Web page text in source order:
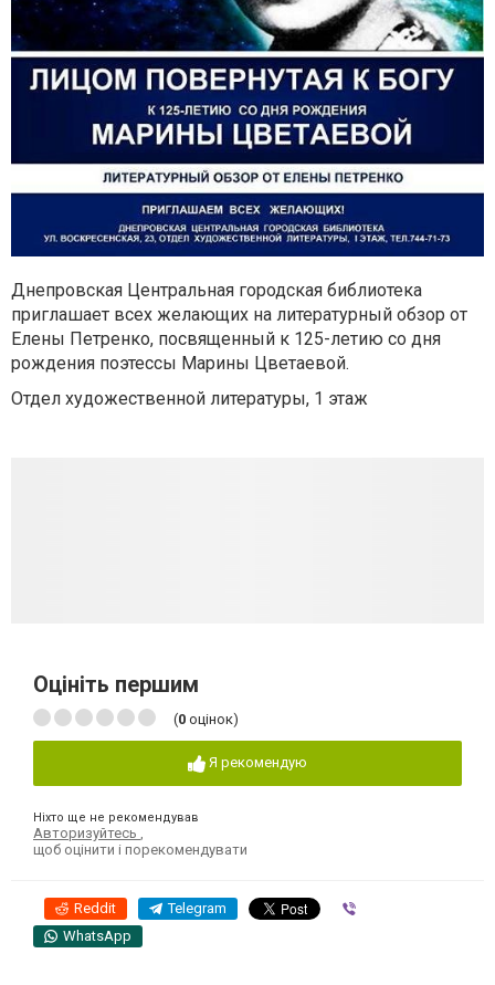
Днепровская Центральная городская библиотека
приглашает всех желающих на литературный обзор от
Елены Петренко, посвященный к 125-летию со дня
рождения поэтессы Марины Цветаевой.
Отдел художественной литературы, 1 этаж
Оцініть першим
(0 оцінок)
Я рекомендую
Ніхто ще не рекомендував
Авторизуйтесь ,
щоб оцінити і порекомендувати
Reddit Telegram
WhatsApp